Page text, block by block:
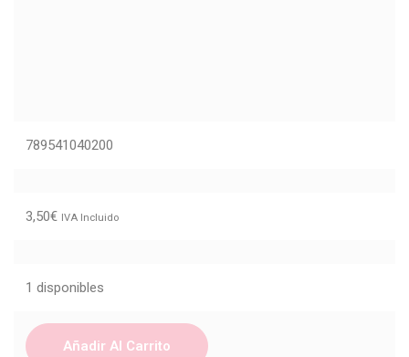
789541040200
3,50€ IVA Incluido
1 disponibles
Añadir Al Carrito